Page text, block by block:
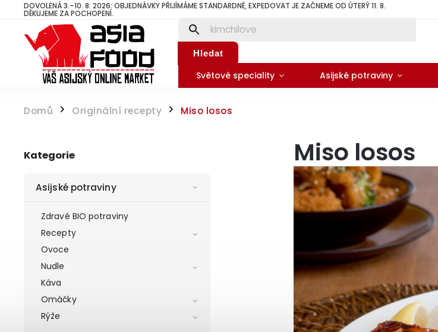
DOVOLENÁ 3.–10. 8. 2026: OBJEDNÁVKY PŘIJÍMÁME STANDARDNĚ, EXPEDOVAT JE ZAČNEME OD ÚTERÝ 11. 8.
DĚKUJEME ZA POCHOPENÍ.
Hledat
Světové speciality Asijské potraviny
Domů / Originální recepty / Miso losos
Kategorie
Asijské potraviny
Zdravé BIO potraviny
Recepty
Ovoce
Nudle
Káva
Omáčky
Rýže
Miso losos